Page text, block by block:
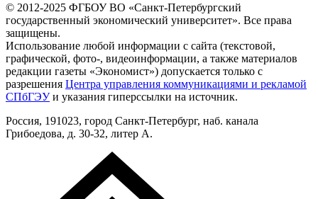
© 2012-2025 ФГБОУ ВО «Санкт-Петербургский
государственный экономический университет». Все права
защищены.
Использование любой информации с сайта (текстовой,
графической, фото-, видеоинформации, а также материалов
редакции газеты «Экономист») допускается только с
разрешения Центра управления коммуникациями и рекламой
СПбГЭУи указания гиперссылки на источник.
Россия, 191023, город Санкт-Петербург, наб. канала
Грибоедова, д. 30-32, литер А.